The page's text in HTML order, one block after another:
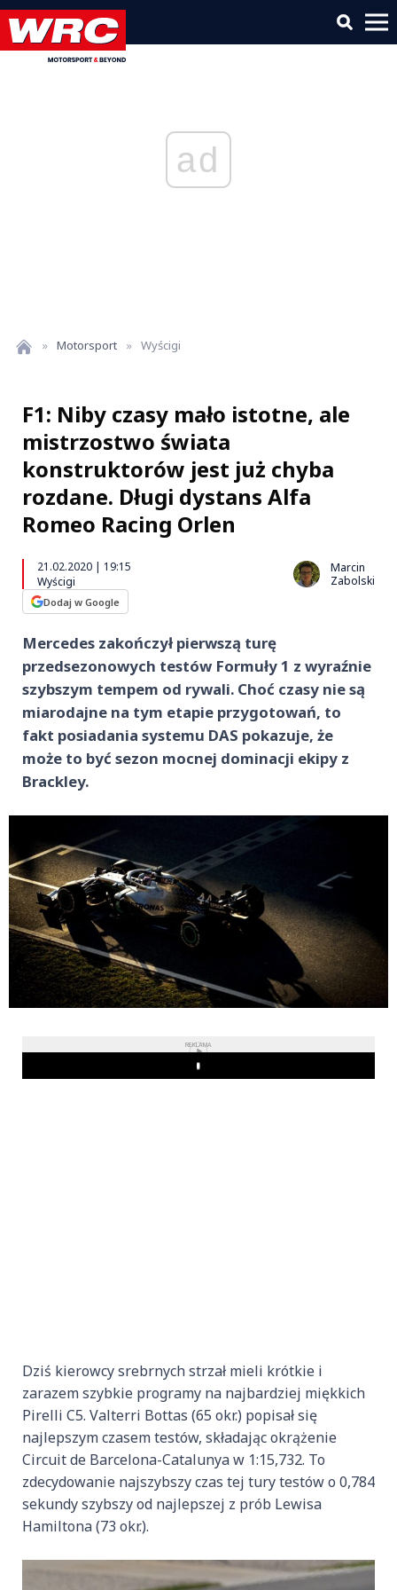
ad
» Motorsport » Wyścigi
F1: Niby czasy mało istotne, ale
mistrzostwo świata
konstruktorów jest już chyba
rozdane. Długi dystans Alfa
Romeo Racing Orlen
21.02.2020 | 19:15
Wyścigi
Dodaj w Google
Marcin
Zabolski
Mercedes zakończył pierwszą turę
przedsezonowych testów Formuły 1 z wyraźnie
szybszym tempem od rywali. Choć czasy nie są
miarodajne na tym etapie przygotowań, to
fakt posiadania systemu DAS pokazuje, że
może to być sezon mocnej dominacji ekipy z
Brackley.
REKLAMA
Play
Dziś kierowcy srebrnych strzał mieli krótkie i
zarazem szybkie programy na najbardziej miękkich
Pirelli C5. Valterri Bottas (65 okr.) popisał się
najlepszym czasem testów, składając okrążenie
Circuit de Barcelona-Catalunya w 1:15,732. To
zdecydowanie najszybszy czas tej tury testów o 0,784
sekundy szybszy od najlepszej z prób Lewisa
Hamiltona (73 okr.).